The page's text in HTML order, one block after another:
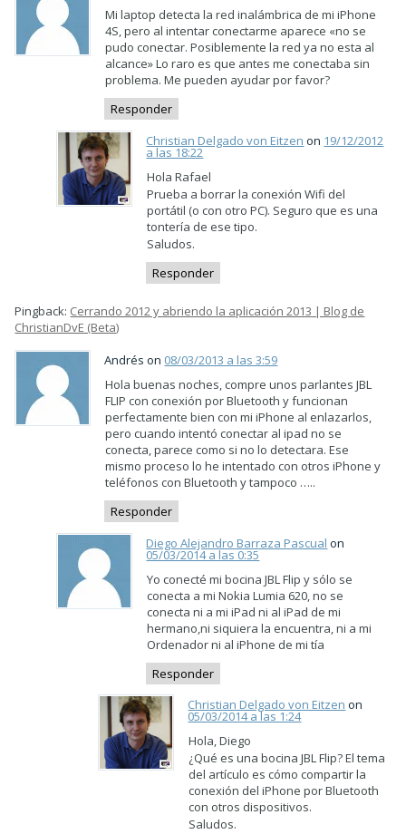
Mi laptop detecta la red inalámbrica de mi iPhone
4S, pero al intentar conectarme aparece «no se
pudo conectar. Posiblemente la red ya no esta al
alcance» Lo raro es que antes me conectaba sin
problema. Me pueden ayudar por favor?
Responder
Christian Delgado von Eitzen on 19/12/2012
a las 18:22
Hola Rafael
Prueba a borrar la conexión Wifi del
portátil (o con otro PC). Seguro que es una
tontería de ese tipo.
Saludos.
Responder
Pingback: Cerrando 2012 y abriendo la aplicación 2013 | Blog de
ChristianDvE (Beta)
Andrés on 08/03/2013 a las 3:59
Hola buenas noches, compre unos parlantes JBL
FLIP con conexión por Bluetooth y funcionan
perfectamente bien con mi iPhone al enlazarlos,
pero cuando intentó conectar al ipad no se
conecta, parece como si no lo detectara. Ese
mismo proceso lo he intentado con otros iPhone y
teléfonos con Bluetooth y tampoco …..
Responder
Diego Alejandro Barraza Pascual on
05/03/2014 a las 0:35
Yo conecté mi bocina JBL Flip y sólo se
conecta a mi Nokia Lumia 620, no se
conecta ni a mi iPad ni al iPad de mi
hermano,ni siquiera la encuentra, ni a mi
Ordenador ni al iPhone de mi tía
Responder
Christian Delgado von Eitzen on
05/03/2014 a las 1:24
Hola, Diego
¿Qué es una bocina JBL Flip? El tema
del artículo es cómo compartir la
conexión del iPhone por Bluetooth
con otros dispositivos.
Saludos.